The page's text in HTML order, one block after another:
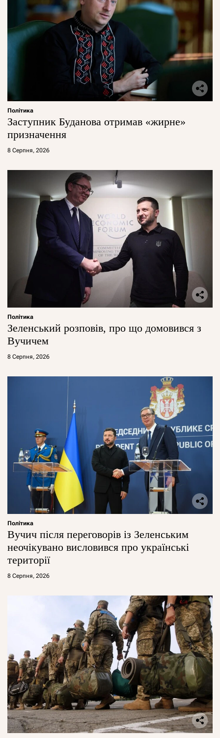
Політика
Заступник Буданова отримав «жирне»
призначення
8 Серпня, 2026
Політика
Зеленський розповів, про що домовився з
Вучичем
8 Серпня, 2026
Політика
Вучич після переговорів із Зеленським
неочікувано висловився про українські
території
8 Серпня, 2026